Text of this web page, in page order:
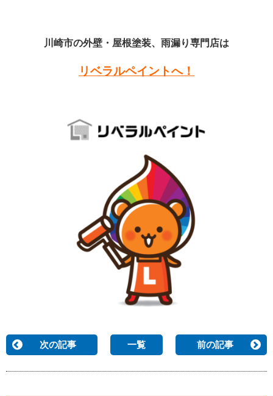
川崎市の外壁・屋根塗装、雨漏り専門店は
リベラルペイントへ！
次の記事 一覧 前の記事